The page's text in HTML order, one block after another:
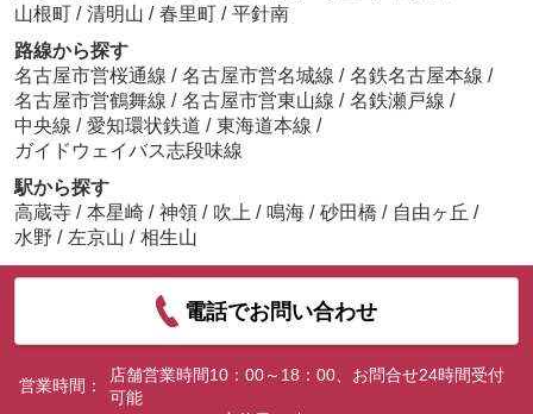
山根町 / 清明山 / 春里町 / 平針南
路線から探す
名古屋市営桜通線 / 名古屋市営名城線 / 名鉄名古屋本線 /
名古屋市営鶴舞線 / 名古屋市営東山線 / 名鉄瀬戸線 /
中央線 / 愛知環状鉄道 / 東海道本線 /
ガイドウェイバス志段味線
駅から探す
高蔵寺 / 本星崎 / 神領 / 吹上 / 鳴海 / 砂田橋 / 自由ヶ丘 /
水野 / 左京山 / 相生山
電話でお問い合わせ
営業時間：
店舗営業時間10：00～18：00、お問合せ24時間受付
可能